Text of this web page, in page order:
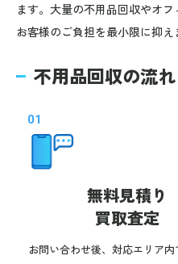
ます。大量の不用品回収やオフ
お客様のご負担を最小限に抑え
不用品回収の流れ
01
無料見積り
買取査定
お問い合わせ後、対応エリア